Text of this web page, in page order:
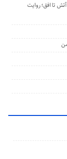
تا افق؛ روایت